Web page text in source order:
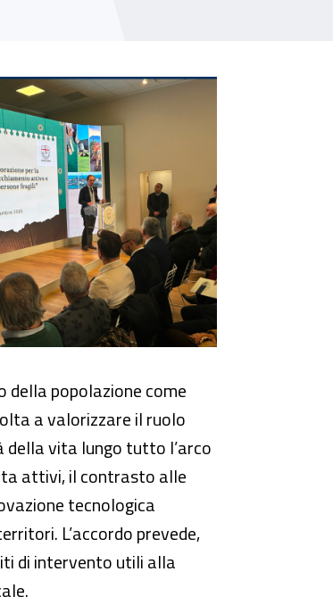
sul territorio
della popolazione come
a valorizzare il ruolo
vita lungo tutto l’arco
attivi, il contrasto alle
tecnologica
L’accordo prevede,
di intervento utili alla